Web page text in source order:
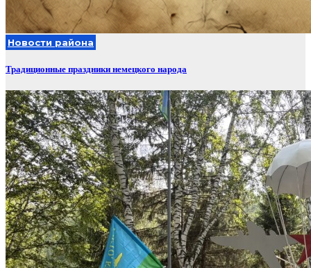
Новости района
Традиционные праздники немецкого народа